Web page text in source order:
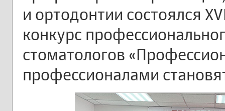
и ортодонтии состоялся
конкурс
стоматологов
профессионалами